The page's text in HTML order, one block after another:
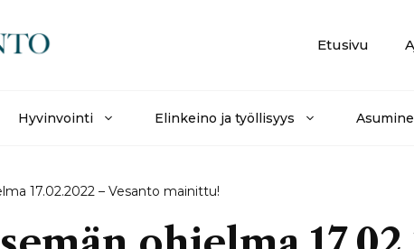
Etusivu
Hyvinvointi Elinkeino ja työllisyys
17.02.2022 – Vesanto mainittu!